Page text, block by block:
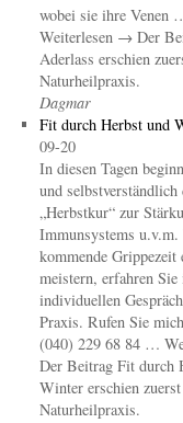
wobei sie ihre Venen
Weiterlesen → Der
Aderlass erschien
Naturheilpraxis.
Dagmar
Fit durch Herbst und
09-20
In diesen Tagen
und selbstverständlich
„Herbstkur“ zur
Immunsystems
kommende Grippezeit
meistern, erfahren Sie
individuellen
Praxis. Rufen Sie
(040) 229 68 84 …
Der Beitrag Fit durch
Winter erschien
Naturheilpraxis.